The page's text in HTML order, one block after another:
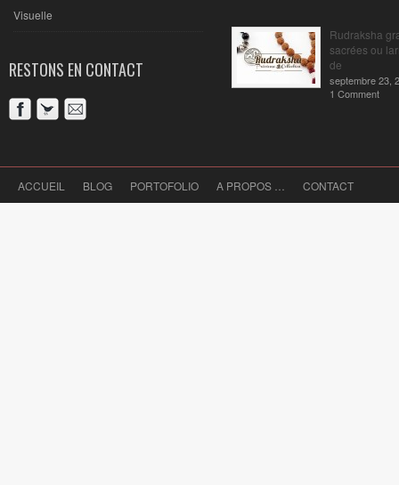
Visuelle
RESTONS EN CONTACT
Rudraksha
sacrées ou
de
septembre 23,
1 Comment
ACCUEIL BLOG PORTOFOLIO A PROPOS … CONTACT